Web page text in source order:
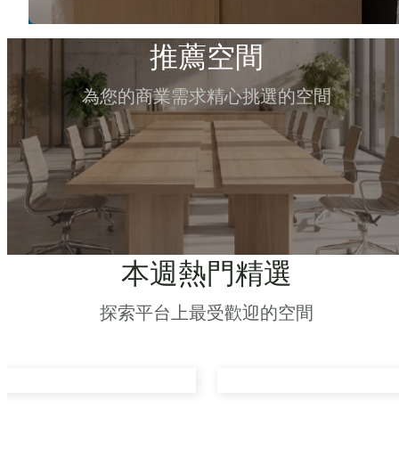
推薦空間
為您的商業需求精心挑選的空間
本週熱門精選
探索平台上最受歡迎的空間